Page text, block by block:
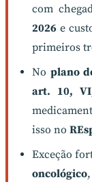
com
2026 e
primeiros
Noplano
art. 10,
isso no
Exceção
oncológico